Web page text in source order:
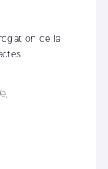
de la
,